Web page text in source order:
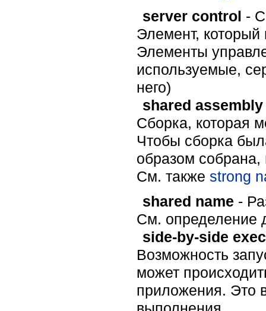
server control -
Элемент,
Элементы
используемые,
него)
shared assembly
Сборка, которая
Чтобы сборка
образом
Cм. также strong
shared name -
См. определение
side-by-side
Возможность
может
приложения. Это